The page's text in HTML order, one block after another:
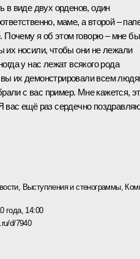
в виде двух орденов, один
маме, а второй –
Почему я об этом говорю – мне бы
их носили, чтобы они не лежали
у нас лежат всякого рода
их демонстрировали всем
с вас пример. Мне кажется,
вас ещё раз сердечно
, Выступления и стенограммы,
года, 14:00
d/7940